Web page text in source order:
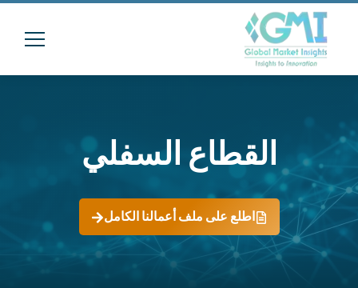
القطاع السفلي
اطلع على ملف أعمالنا الكامل